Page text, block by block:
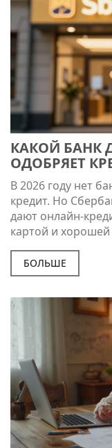
КАКОЙ БАНК
ОДОБРЯЕТ
В 2026 году нет
кредит. Но
дают онлайн-
картой и хорошей
шансы на
БОЛЬШЕ